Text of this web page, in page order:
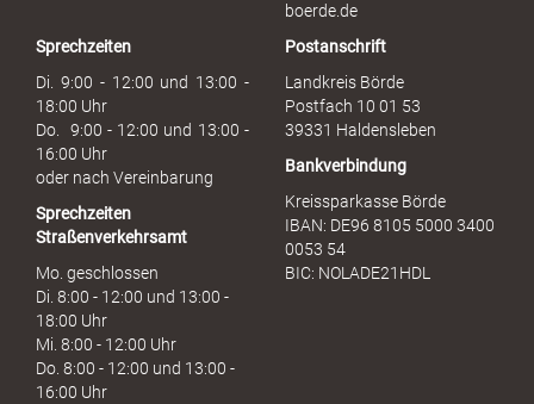
u
h
boerde.de
Sprechzeiten
Di. 9:00 - 12:00 und 13:00 -
18:00 Uhr
Do. 9:00 - 12:00 und 13:00 -
16:00 Uhr
oder nach Vereinbarung
Sprechzeiten
Straßenverkehrsamt
Mo. geschlossen
Di. 8:00 - 12:00 und 13:00 -
18:00 Uhr
Mi. 8:00 - 12:00 Uhr
Do. 8:00 - 12:00 und 13:00 -
16:00 Uhr
Postanschrift
Landkreis Börde
Postfach 10 01 53
39331 Haldensleben
Bankverbindung
Kreissparkasse Börde
IBAN: DE96 8105 5000 3400
0053 54
BIC: NOLADE21HDL